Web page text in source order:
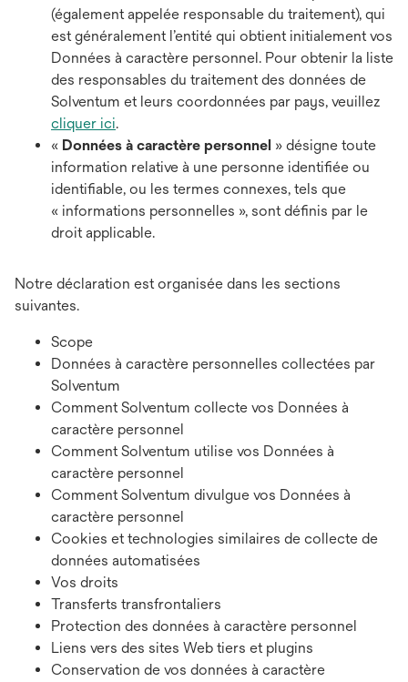
(également appelée responsable du traitement), qui
est généralement l’entité qui obtient initialement vos
Données à caractère personnel. Pour obtenir la liste
des responsables du traitement des données de
Solventum et leurs coordonnées par pays, veuillez
cliquer ici.
« Données à caractère personnel » désigne toute
information relative à une personne identifiée ou
identifiable, ou les termes connexes, tels que
« informations personnelles », sont définis par le
droit applicable.
Notre déclaration est organisée dans les sections
suivantes.
Scope
Données à caractère personnelles collectées par
Solventum
Comment Solventum collecte vos Données à
caractère personnel
Comment Solventum utilise vos Données à
caractère personnel
Comment Solventum divulgue vos Données à
caractère personnel
Cookies et technologies similaires de collecte de
données automatisées
Vos droits
Transferts transfrontaliers
Protection des données à caractère personnel
Liens vers des sites Web tiers et plugins
Conservation de vos données à caractère